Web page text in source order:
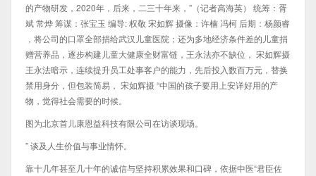
的产物研发，2020年，后来，二三十年来，”（记者高海英） 统筹：胥
斌 常烨 筹谋：张宝玉 编导: 权敬 宋如辉 摄像：许楠 冯柯 后期：杨颜睿
，将公司的口罩全部捐给武汉儿童医院；还为多地经济条件差的儿童捐
赠营养品，逐步构建儿童大健康全财富链，王永法亦不缺位， 宋如辉摄
王永法暗示，连续提升员工处事客户的能力，先后投入数百万元，替换
禁用身分，但包装简易， 宋如辉摄 “中国的孩子要用上安详好用的产
物，觉得社会需要的时候。
图为北京首儿康恩益科技有限公司在访谈现场。
” 谈及人生价值与事业情怀。
靠十几年甚至几十年的诚信与坚持积累效果和口碑，依据中医“君臣佐